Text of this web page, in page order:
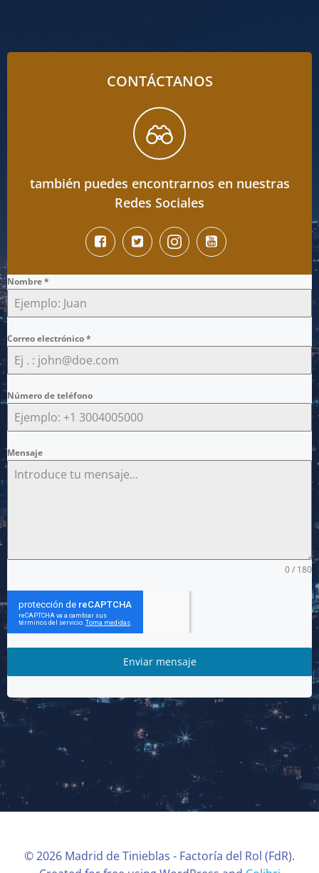
CONTÁCTANOS
también puedes encontrarnos en nuestras
Redes Sociales
Nombre*
Correo electrónico*
Número de teléfono
Mensaje
0 / 180
Enviar mensaje
© 2026 Madrid de Tinieblas - Factoría del Rol (FdR).